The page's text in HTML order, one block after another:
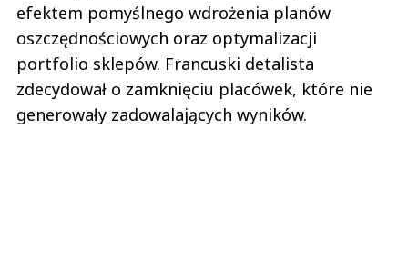
efektem pomyślnego wdrożenia planów
oszczędnościowych oraz optymalizacji
portfolio sklepów. Francuski detalista
zdecydował o zamknięciu placówek, które nie
generowały zadowalających wyników.